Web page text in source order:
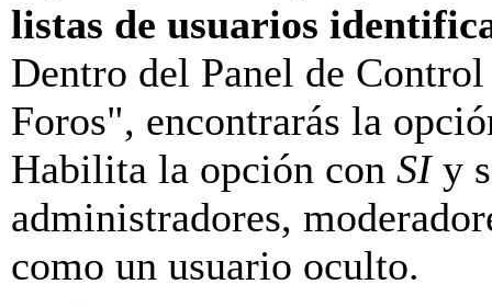
listas de usuarios
Dentro del Panel de
Foros", encontrarás la
Habilita la opción con SIy
administradores,
como un usuario oculto.